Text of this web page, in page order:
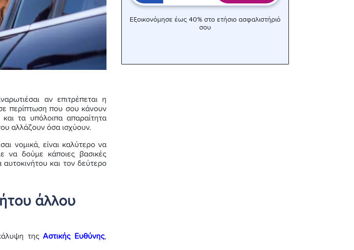
αν επιτρέπεται η
περίπτωση που σου κάνουν
τα υπόλοιπα απαραίτητα
αλλάζουν όσα ισχύουν.
νομικά, είναι καλύτερο να
να δούμε κάποιες βασικές
αυτοκινήτου και τον δεύτερο
άλλου
τηςΑστικής Ευθύνης
Εξοικονόμησε έως 40% στο ετήσιο ασφαλιστήριό
σου